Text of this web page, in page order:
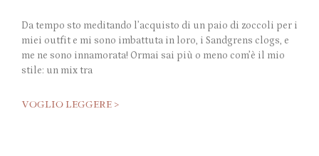
Da tempo sto meditando l’acquisto di un paio di zoccoli per i
miei outfit e mi sono imbattuta in loro, i Sandgrens clogs, e
me ne sono innamorata! Ormai sai più o meno com’è il mio
stile: un mix tra
VOGLIO LEGGERE >